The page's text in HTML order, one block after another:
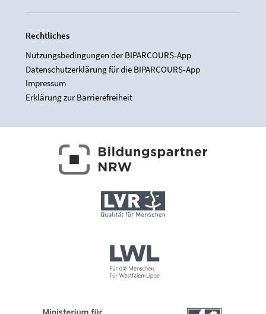
Rechtliches
Nutzungsbedingungen der BIPARCOURS-App
Datenschutzerklärung für die BIPARCOURS-App
Impressum
Erklärung zur Barrierefreiheit